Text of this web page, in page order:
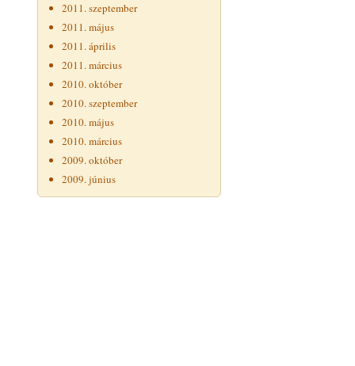
2011. szeptember
2011. május
2011. április
2011. március
2010. október
2010. szeptember
2010. május
2010. március
2009. október
2009. június